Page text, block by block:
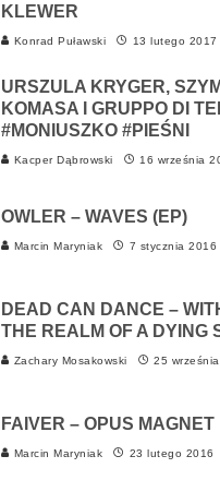
KLEWER
Konrad Puławski 13 lutego 2017
URSZULA KRYGER,
KOMASA I GRUPPO DI
#MONIUSZKO #PIEŚNI
Kacper Dąbrowski 16 września
OWLER – WAVES (EP)
Marcin Maryniak 7 stycznia 2016
DEAD CAN DANCE –
THE REALM OF A DYING
Zachary Mosakowski 25
FAIVER – OPUS MAGNET
Marcin Maryniak 23 lutego 2016